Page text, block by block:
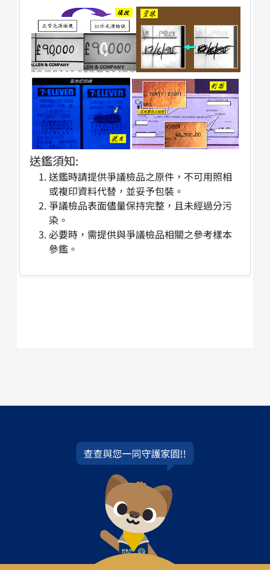
送鑑須知:
送鑑時請提供爭議檢品之原件，不可用照相
或複印資料代替，並妥予包裝。
爭議檢品表面儘量保持完整，且未經過分污
染。
必要時，需提供與爭議檢品相關之參考樣本
參鑑。